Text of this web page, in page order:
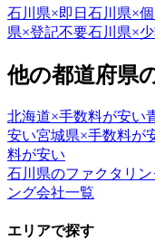
石川県×即日 石川県×
県×登記不要石川県×
他の都道府県
北海道×手数料が安い
安い宮城県×手数料が
料が安い
石川県のファクタリ
ング会社一覧
エリアで探す